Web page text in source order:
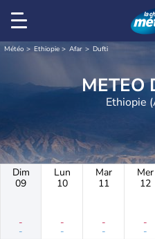
Météo Ethiopie Afar Dufti
Ethiopie
Dim
09
-
-
Lun
10
-
-
Mar
11
-
-
Mer
12
-
-